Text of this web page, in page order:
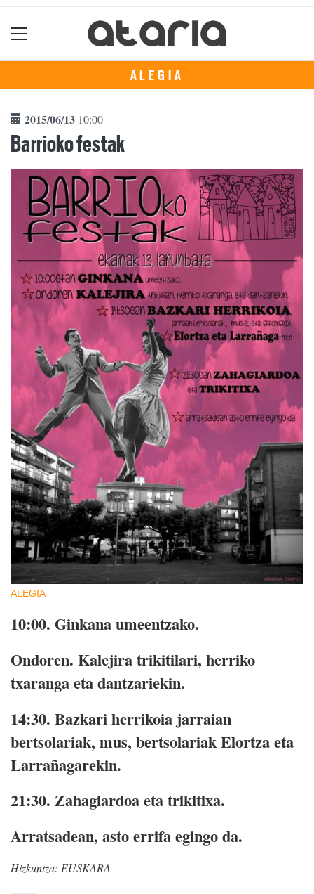
ALEGIA
2015/06/13 10:00
Barrioko festak
ALEGIA
10:00. Ginkana umeentzako.
Ondoren. Kalejira trikitilari, herriko
txaranga eta dantzariekin.
14:30. Bazkari herrikoia jarraian
bertsolariak, mus, bertsolariak Elortza eta
Larrañagarekin.
21:30. Zahagiardoa eta trikitixa.
Arratsadean, asto errifa egingo da.
Hizkuntza: EUSKARA